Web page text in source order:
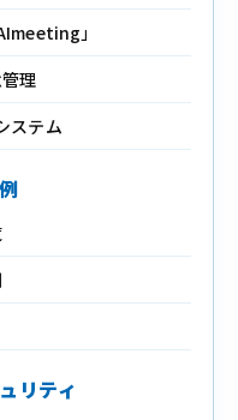
」
理
ステム
リティ